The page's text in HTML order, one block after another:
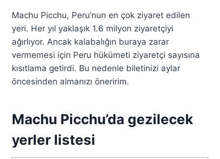
Machu Picchu, Peru’nun en çok ziyaret edilen
yeri. Her yıl yaklaşık 1.6 milyon ziyaretçiyi
ağırlıyor. Ancak kalabalığın buraya zarar
vermemesi için Peru hükümeti ziyaretçi sayısına
kısıtlama getirdi. Bu nedenle biletinizi aylar
öncesinden almanızı öneririm.
Machu Picchu’da gezilecek
yerler listesi